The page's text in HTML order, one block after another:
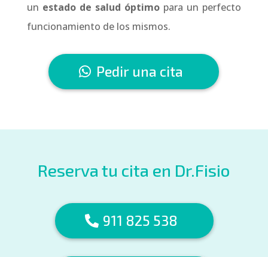
un estado de salud óptimo para un perfecto
funcionamiento de los mismos.
Pedir una cita
Reserva tu cita en Dr.Fisio
911 825 538